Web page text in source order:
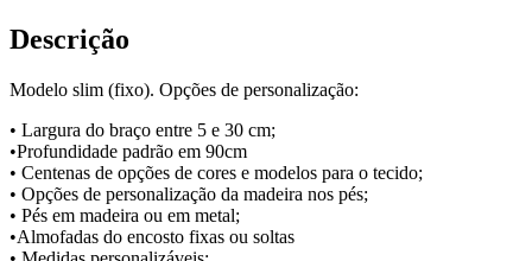
Descrição
Modelo slim (fixo). Opções de personalização:
• Largura do braço entre 5 e 30 cm;
•Profundidade padrão em 90cm
• Centenas de opções de cores e modelos para o tecido;
• Opções de personalização da madeira nos pés;
• Pés em madeira ou em metal;
•Almofadas do encosto fixas ou soltas